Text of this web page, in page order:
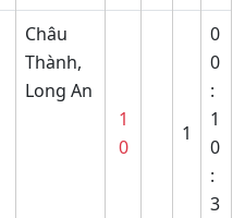
Châu
Thành,
Long An
1
0
1
0
0
:
1
0
:
3